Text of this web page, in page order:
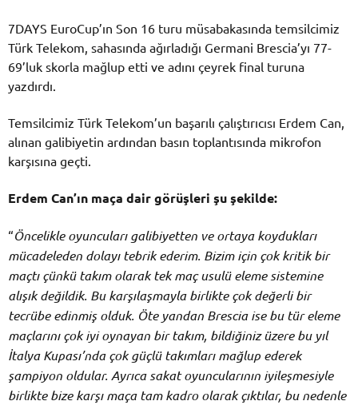
7DAYS EuroCup’ın Son 16 turu müsabakasında temsilcimiz
Türk Telekom, sahasında ağırladığı Germani Brescia’yı 77-
69’luk skorla mağlup etti ve adını çeyrek final turuna
yazdırdı.
Temsilcimiz Türk Telekom’un başarılı çalıştırıcısı Erdem Can,
alınan galibiyetin ardından basın toplantısında mikrofon
karşısına geçti.
Erdem Can’ın maça dair görüşleri şu şekilde:
“Öncelikle oyuncuları galibiyetten ve ortaya koydukları
mücadeleden dolayı tebrik ederim. Bizim için çok kritik bir
maçtı çünkü takım olarak tek maç usulü eleme sistemine
alışık değildik. Bu karşılaşmayla birlikte çok değerli bir
tecrübe edinmiş olduk. Öte yandan Brescia ise bu tür eleme
maçlarını çok iyi oynayan bir takım, bildiğiniz üzere bu yıl
İtalya Kupası’nda çok güçlü takımları mağlup ederek
şampiyon oldular. Ayrıca sakat oyuncularının iyileşmesiyle
birlikte bize karşı maça tam kadro olarak çıktılar, bu nedenle